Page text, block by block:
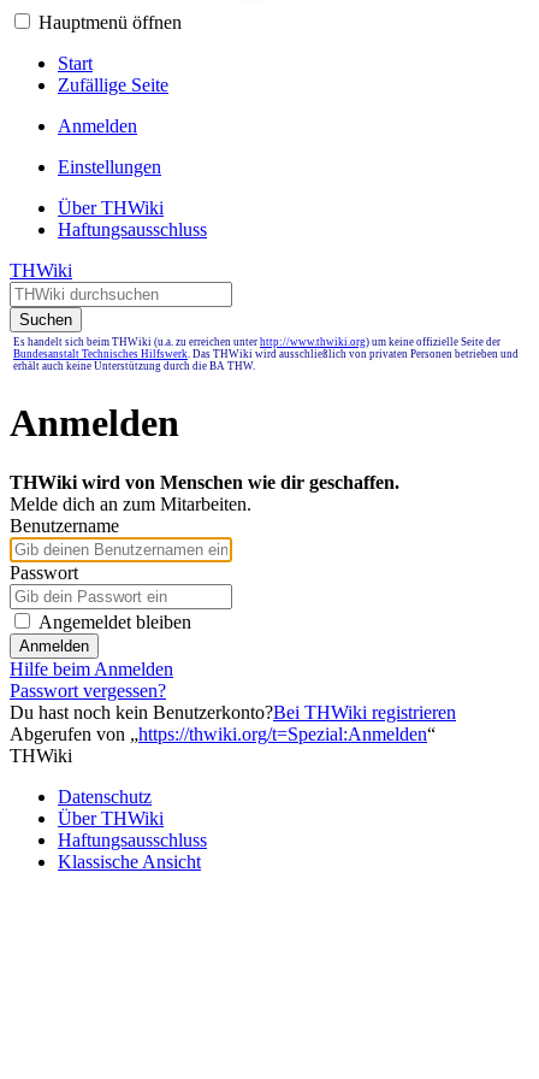
Hauptmenü öffnen
Start
Zufällige Seite
Anmelden
Einstellungen
Über THWiki
Haftungsausschluss
THWiki
Suchen
Es handelt sich beim THWiki (u.a. zu erreichen unter http://www.thwiki.org) um keine offizielle Seite der
Bundesanstalt Technisches Hilfswerk. Das THWiki wird ausschließlich von privaten Personen betrieben und
erhält auch keine Unterstützung durch die BA THW.
Anmelden
THWiki wird von Menschen wie dir geschaffen.
Melde dich an zum Mitarbeiten.
Benutzername
Passwort
Angemeldet bleiben
Anmelden
Hilfe beim Anmelden
Passwort vergessen?
Du hast noch kein Benutzerkonto?Bei THWiki registrieren
Abgerufen von „https://thwiki.org/t=Spezial:Anmelden“
THWiki
Datenschutz
Über THWiki
Haftungsausschluss
Klassische Ansicht